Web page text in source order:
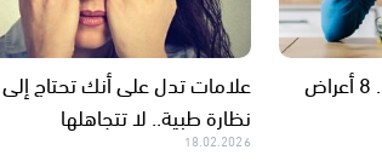
ارتفاع الكورتيزول في الجسم.. 8 أعراض
علامات تدل على أنك تحتاج إلى
نظارة طبية.. لا تتجاهلها
18.02.2026